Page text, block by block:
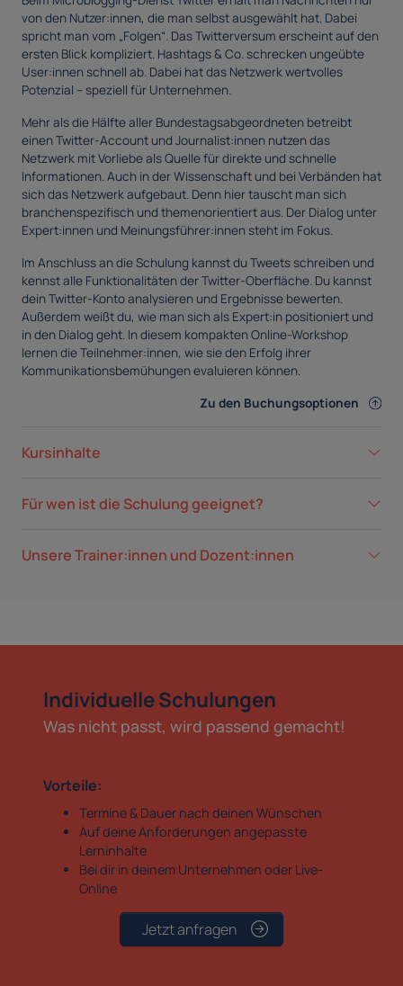
von den Nutzer:innen, die man selbst ausgewählt hat. Dabei
spricht man vom „Folgen“. Das Twitterversum erscheint auf den
ersten Blick kompliziert. Hashtags & Co. schrecken ungeübte
User:innen schnell ab. Dabei hat das Netzwerk wertvolles
Potenzial – speziell für Unternehmen.
Mehr als die Hälfte aller Bundestagsabgeordneten betreibt
einen Twitter-Account und Journalist:innen nutzen das
Netzwerk mit Vorliebe als Quelle für direkte und schnelle
Informationen. Auch in der Wissenschaft und bei Verbänden hat
sich das Netzwerk aufgebaut. Denn hier tauscht man sich
branchenspezifisch und themenorientiert aus. Der Dialog unter
Expert:innen und Meinungsführer:innen steht im Fokus.
Im Anschluss an die Schulung kannst du Tweets schreiben und
kennst alle Funktionalitäten der Twitter-Oberfläche. Du kannst
dein Twitter-Konto analysieren und Ergebnisse bewerten.
Außerdem weißt du, wie man sich als Expert:in positioniert und
in den Dialog geht. In diesem kompakten Online-Workshop
lernen die Teilnehmer:innen, wie sie den Erfolg ihrer
Kommunikationsbemühungen evaluieren können.
Zu den Buchungsoptionen
Kursinhalte
Für wen ist die Schulung geeignet?
Unsere Trainer:innen und Dozent:innen
Individuelle Schulungen
Was nicht passt, wird passend gemacht!
Vorteile:
Termine & Dauer nach deinen Wünschen
Auf deine Anforderungen angepasste
Lerninhalte
Bei dir in deinem Unternehmen oder Live-
Online
Jetzt anfragen